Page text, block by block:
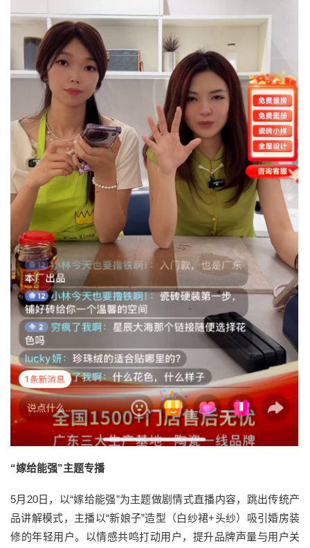
“嫁给能强”主题专播
5月20日，以“嫁给能强”为主题做剧情式直播内容，跳出传统产
品讲解模式，主播以“新娘子”造型（白纱裙+头纱）吸引婚房装
修的年轻用户。以情感共鸣打动用户，提升品牌声量与用户关